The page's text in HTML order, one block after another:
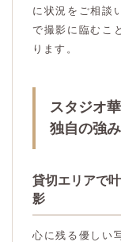
に状況をご相談
で撮影に臨むこ
ります。
スタジオ
独自の強み
貸切エリアで
影
心に残る優しい